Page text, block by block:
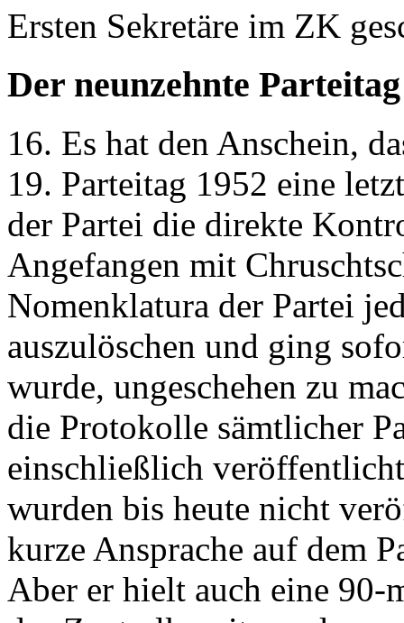
Ersten Sekretäre im ZK
Der neunzehnte Parteitag
16. Es hat den Anschein,
19. Parteitag 1952 eine
der Partei die direkte
Angefangen mit
Nomenklatura der Partei
auszulöschen und ging
wurde, ungeschehen zu
die Protokolle sämtlicher
einschließlich
wurden bis heute nicht
kurze Ansprache auf dem
Aber er hielt auch eine 90-